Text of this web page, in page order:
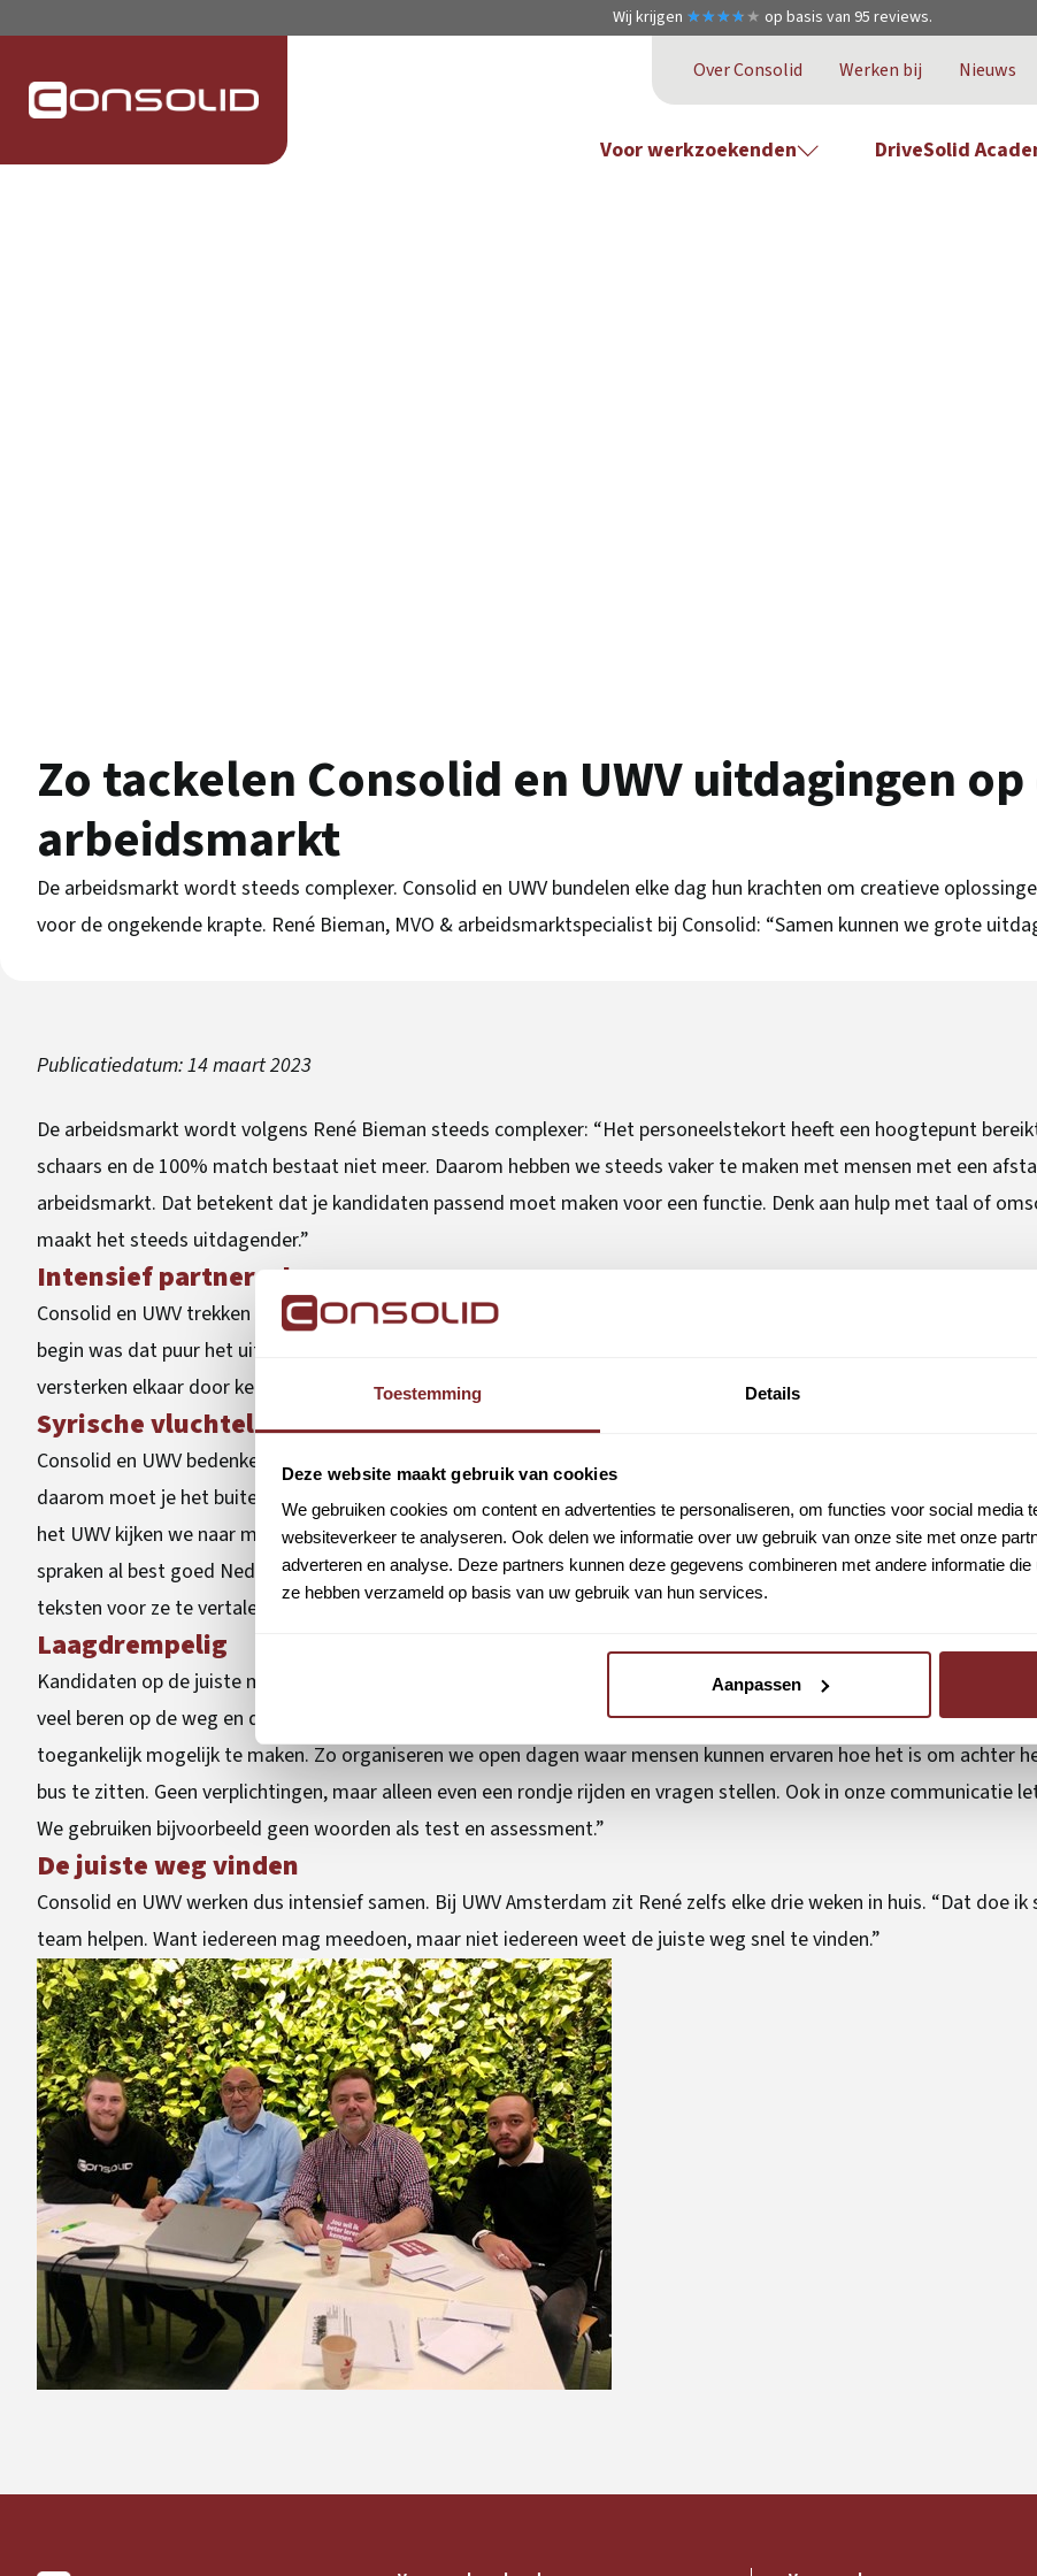
Toestemming Details
Deze website maakt gebruik van cookies
We gebruiken cookies om content en advertenties te personaliseren, om functies voor social media
websiteverkeer te analyseren. Ook delen we informatie over uw gebruik van onze site met onze
adverteren en analyse. Deze partners kunnen deze gegevens combineren met andere informatie
ze hebben verzameld op basis van uw gebruik van hun services.
Aanpassen
Wij krijgen ★
★★
★★
★★
★ ★
★ op basis van 95 reviews.
Over Consolid Werken bij Nieuws
Voor werkzoekenden DriveSolid
Zo tackelen Consolid en UWV uitdagingen op
arbeidsmarkt
De arbeidsmarkt wordt steeds complexer. Consolid en UWV bundelen elke dag hun krachten om creatieve
voor de ongekende krapte. René Bieman, MVO & arbeidsmarktspecialist bij Consolid: “Samen kunnen we grote
Publicatiedatum:14 maart 2023
De arbeidsmarkt wordt volgens René Bieman steeds complexer: “Het personeelstekort heeft een hoogtepunt
schaars en de 100% match bestaat niet meer. Daarom hebben we steeds vaker te maken met mensen met een
arbeidsmarkt. Dat betekent dat je kandidaten passend moet maken voor een functie. Denk aan hulp met taal of
maakt het steeds uitdagender.”
Intensief partnerschap
Consolid en UWV trekken samen op om deze uitdagingen te tackelen. “We werken al jaren samen met UWV”, vertelt
begin was dat puur het uitzetten van vacatures. Inmiddels is de samenwerking uitgegroeid tot een intensief
versterken elkaar door kennis te delen en creatieve oplossingen te verzinnen. Dat is essentieel in deze arbeidsmarkt.”
Syrische vluchtelingen
Consolid en UWV bedenken bijvoorbeeld creatieve oplossingen voor het tekort aan chauffeurs. “Passende kandidaten
daarom moet je het buiten de gebaande paden zoeken”, vertelt René. “Denk aan langdurig werklozen, anderstaligen
het UWV kijken we naar mogelijkheden en kansen. Zo hebben we een groep Syrische vluchtelingen opgeleid tot
spraken al best goed Nederlands, maar het was niet toereikend om de testen te maken. Daarom hebben we een
teksten voor ze te vertalen.”
Laagdrempelig
Kandidaten op de juiste manier aantrekken is een belangrijk aandachtspunt voor Consolid en UWV. “Langdurig
veel beren op de weg en de drempel om te solliciteren is hoog”, vertelt René. “Daarom kijken we naar manieren om
toegankelijk mogelijk te maken. Zo organiseren we open dagen waar mensen kunnen ervaren hoe het is om achter
bus te zitten. Geen verplichtingen, maar alleen even een rondje rijden en vragen stellen. Ook in onze communicatie
We gebruiken bijvoorbeeld geen woorden als test en assessment.”
De juiste weg vinden
Consolid en UWV werken dus intensief samen. Bij UWV Amsterdam zit René zelfs elke drie weken in huis. “Dat doe
team helpen. Want iedereen mag meedoen, maar niet iedereen weet de juiste weg snel te vinden.”